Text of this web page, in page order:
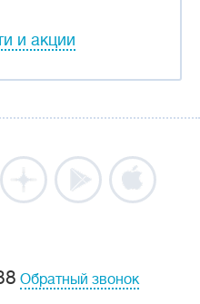
и акции
Обратный звонок